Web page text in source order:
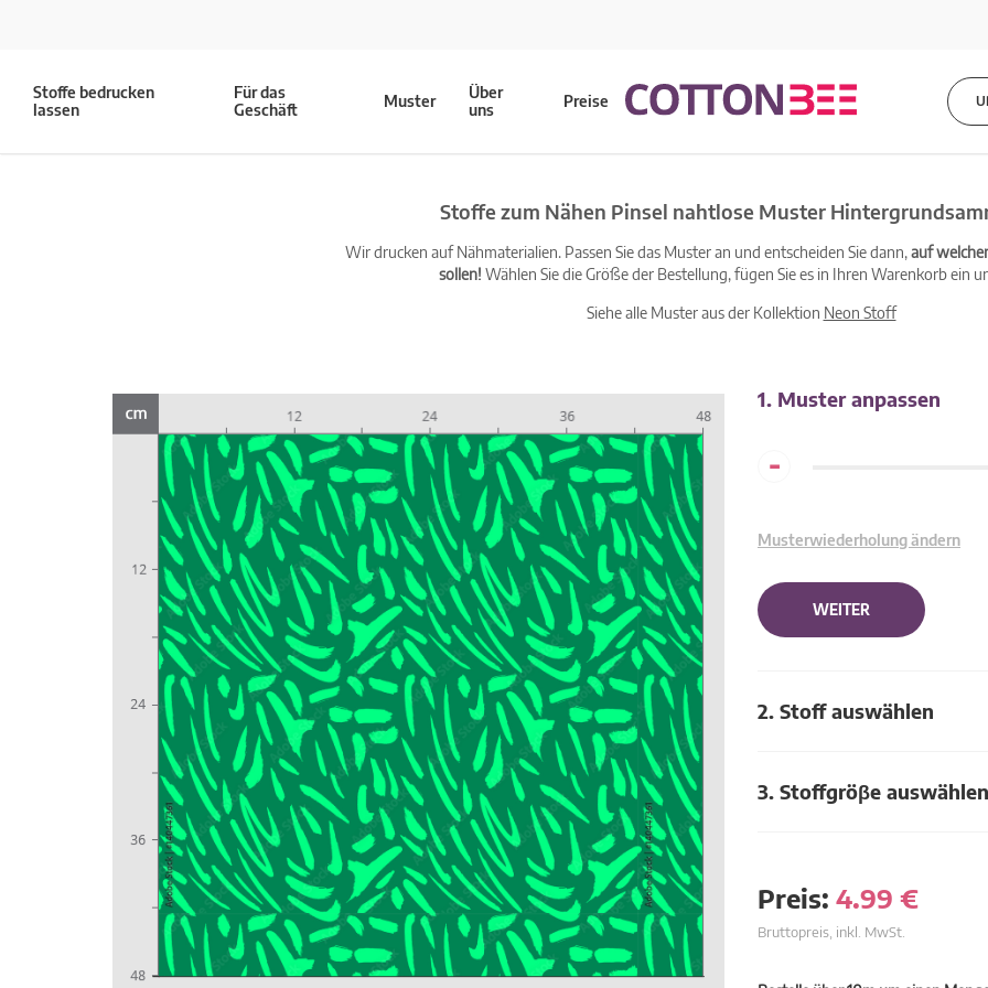
Stoffe bedrucken
lassen
Für das
Geschäft
Muster
Über
uns
Preise
Stoffe zum Nähen Pinsel nahtlose Muster
Wir drucken auf Nähmaterialien. Passen Sie das Muster an und entscheiden Sie dann,auf
sollen! Wählen Sie die Größe der Bestellung, fügen Sie es in Ihren Warenkorb ein
Siehe alle Muster aus der Kollektion Neon Stoff
1. Muster anpassen
-
Musterwiederholung ändern
WEITER
2. Stoff auswählen
3. Stoffgröβe auswählen
Preis: 4.99 €
Bruttopreis, inkl. MwSt.